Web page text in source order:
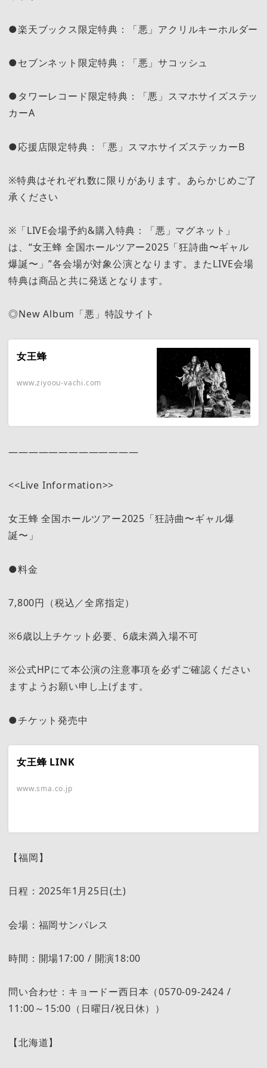
●楽天ブックス限定特典：「悪」アクリルキーホルダー
●セブンネット限定特典：「悪」サコッシュ
●タワーレコード限定特典：「悪」スマホサイズステッ
カーA
●応援店限定特典：「悪」スマホサイズステッカーB
※特典はそれぞれ数に限りがあります。あらかじめご了
承ください
※「LIVE会場予約&購入特典：「悪」マグネット」
は、“女王蜂 全国ホールツアー2025「狂詩曲〜ギャル
爆誕〜」”各会場が対象公演となります。またLIVE会場
特典は商品と共に発送となります。
◎New Album「悪」特設サイト
女王蜂
www.ziyoou-vachi.com
—————————————
<<Live Information>>
女王蜂 全国ホールツアー2025「狂詩曲〜ギャル爆
誕〜」
●料金
7,800円（税込／全席指定）
※6歳以上チケット必要、6歳未満入場不可
※公式HPにて本公演の注意事項を必ずご確認ください
ますようお願い申し上げます。
●チケット発売中
女王蜂 LINK
www.sma.co.jp
【福岡】
日程：2025年1月25日(土)
会場：福岡サンパレス
時間：開場17:00 / 開演18:00
問い合わせ：キョードー西日本（0570-09-2424 /
11:00～15:00（日曜日/祝日休））
【北海道】